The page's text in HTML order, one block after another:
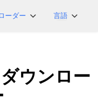
ーダー 言語
Español
ウンロー